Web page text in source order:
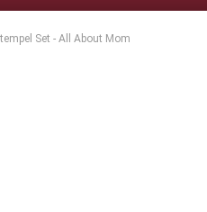
Set - All About Mom